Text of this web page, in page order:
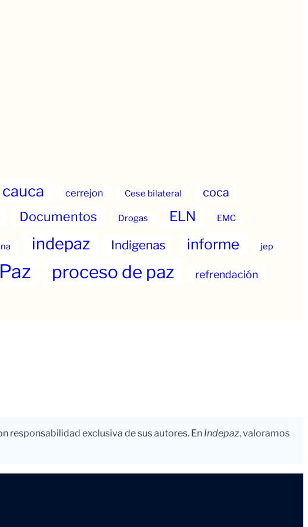
cauca cerrejon Cese bilateral coca
Documentos Drogas ELN EMC
indepaz Indigenas informe jep
Paz proceso de paz refrendación
responsabilidad exclusiva de sus autores. En Indepaz, valoramos